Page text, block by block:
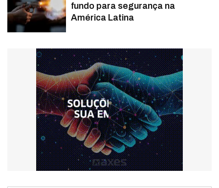
fundo para segurança na
América Latina